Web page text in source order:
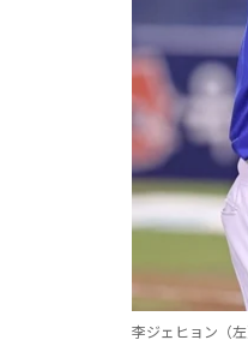
李ジェヒョン（